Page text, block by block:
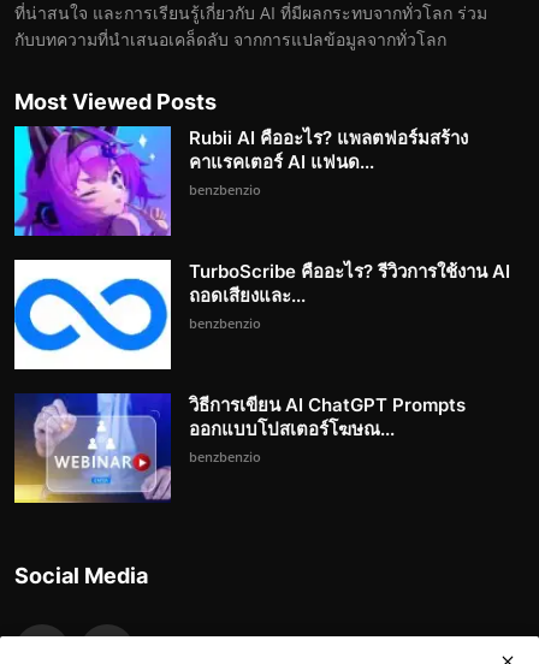
ที่น่าสนใจ และการเรียนรู้เกี่ยวกับ AI ที่มีผลกระทบจากทั่วโลก ร่วม
กับบทความที่นำเสนอเคล็ดลับ จากการแปลข้อมูลจากทั่วโลก
Most Viewed Posts
Rubii AI คืออะไร? แพลตฟอร์มสร้าง
คาแรคเตอร์ AI แฟนด...
benzbenzio
TurboScribe คืออะไร? รีวิวการใช้งาน AI
ถอดเสียงและ...
benzbenzio
วิธีการเขียน AI ChatGPT Prompts
ออกแบบโปสเตอร์โฆษณ...
benzbenzio
Social Media